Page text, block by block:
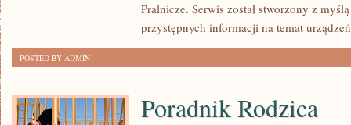
Pralnicze. Serwis został stworzony z
przystępnych informacji na temat
POSTED BY ADMIN
Poradnik Rodzica